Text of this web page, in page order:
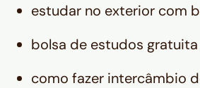
estudar no exterior com
bolsa de estudos
como fazer intercâmbio